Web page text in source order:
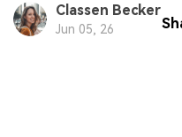
Classen Becker
Jun 05, 26